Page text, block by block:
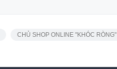
CHỦ SHOP ONLINE "KHÓC RÒNG"